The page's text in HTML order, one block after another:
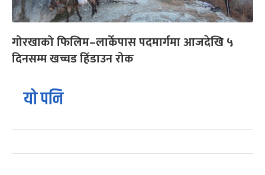
गोरखाको फिलिम–लार्केपास पदमार्गमा आजदेखि ५
दिनसम्म खच्चड हिँडाउन रोक
यो पनि